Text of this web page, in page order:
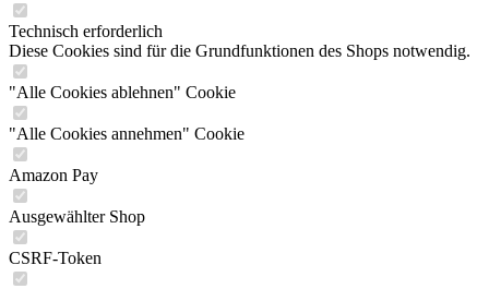
Technisch erforderlich
Diese Cookies sind für die Grundfunktionen des Shops notwendig.
"Alle Cookies ablehnen" Cookie
"Alle Cookies annehmen" Cookie
Amazon Pay
Ausgewählter Shop
CSRF-Token